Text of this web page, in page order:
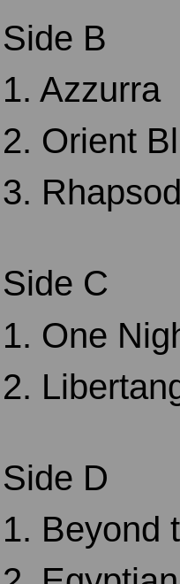
Side B
1. Azzurra
2. Orient
3.
Side C
1. One
2.
Side D
1. Beyond